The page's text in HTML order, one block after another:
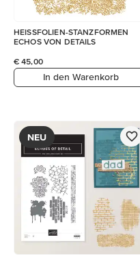
HEISSFOLIEN-STANZFORMEN
ECHOS VON DETAILS
€ 45,00
In den Warenkorb
NEU